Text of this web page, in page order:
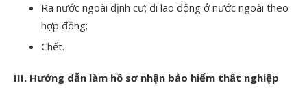
Ra nước ngoài định cư; đi lao động ở nước ngoài theo
hợp đồng;
Chết.
III. Hướng dẫn làm hồ sơ nhận bảo hiểm thất nghiệp